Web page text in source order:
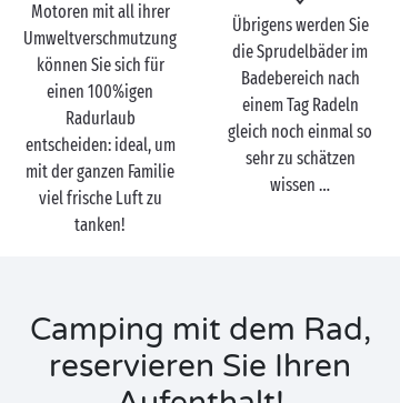
Motoren mit all ihrer
Umweltverschmutzung
können Sie sich für
einen 100%igen
Radurlaub
entscheiden: ideal, um
mit der ganzen Familie
viel frische Luft zu
tanken!
Übrigens werden Sie
die Sprudelbäder im
Badebereich nach
einem Tag Radeln
gleich noch einmal so
sehr zu schätzen
wissen …
Camping mit dem Rad,
reservieren Sie Ihren